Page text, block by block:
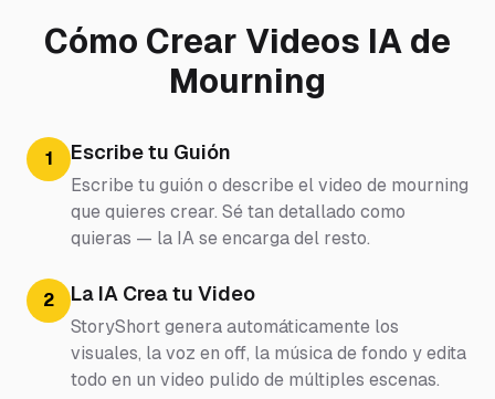
Cómo Crear Videos IA de
Mourning
1 Escribe tu Guión
Escribe tu guión o describe el video de mourning
que quieres crear. Sé tan detallado como
quieras — la IA se encarga del resto.
2 La IA Crea tu Video
StoryShort genera automáticamente los
visuales, la voz en off, la música de fondo y edita
todo en un video pulido de múltiples escenas.